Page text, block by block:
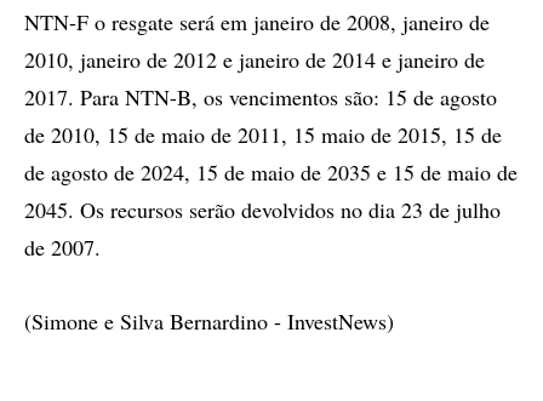
NTN-F o resgate será em janeiro de 2008, janeiro de
2010, janeiro de 2012 e janeiro de 2014 e janeiro de
2017. Para NTN-B, os vencimentos são: 15 de agosto
de 2010, 15 de maio de 2011, 15 maio de 2015, 15 de
de agosto de 2024, 15 de maio de 2035 e 15 de maio de
2045. Os recursos serão devolvidos no dia 23 de julho
de 2007.
(Simone e Silva Bernardino - InvestNews)